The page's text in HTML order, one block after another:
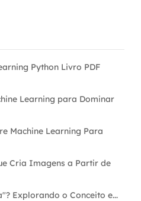
Python Livro PDF
Learning para Dominar
Machine Learning Para
Cria Imagens a Partir de
Explorando o Conceito e...